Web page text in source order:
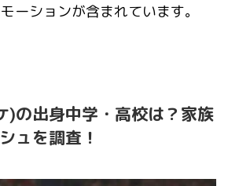
ーションが含まれています。
)の出身中学・高校は？家族
ュを調査！